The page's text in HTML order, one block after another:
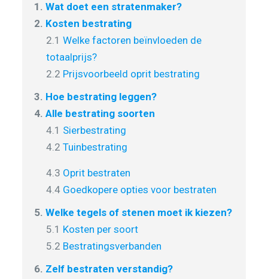
1. Wat doet een stratenmaker?
2. Kosten bestrating
2.1 Welke factoren beïnvloeden de
totaalprijs?
2.2 Prijsvoorbeeld oprit bestrating
3. Hoe bestrating leggen?
4. Alle bestrating soorten
4.1 Sierbestrating
4.2 Tuinbestrating
4.3 Oprit bestraten
4.4 Goedkopere opties voor bestraten
5. Welke tegels of stenen moet ik kiezen?
5.1 Kosten per soort
5.2 Bestratingsverbanden
6. Zelf bestraten verstandig?